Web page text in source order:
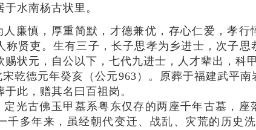
于水南杨古状里。
人廉慎，厚重简默，才德兼优，存心仁爱，孝行
称贤吏。生有三子，长子思孝为乡进士，次子思
状元，自公以下，七代九进士，人才辈出，科甲
乾德元年癸亥（公元963）。原葬于福建武平南
此，赠其名曰百祖岗。
定光古佛玉甲墓系粤东仅存的两座千年古墓，座
千多年来，虽经朝代变迁、战乱、灾荒的历史